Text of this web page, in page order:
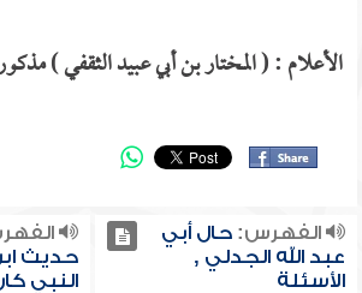
الأعلام : ( المختار بن أبي عبيد الثقفي )
الفهرس:حال أبي
عبد الله الجدلي ,
الأسئلة
حديث
النبي